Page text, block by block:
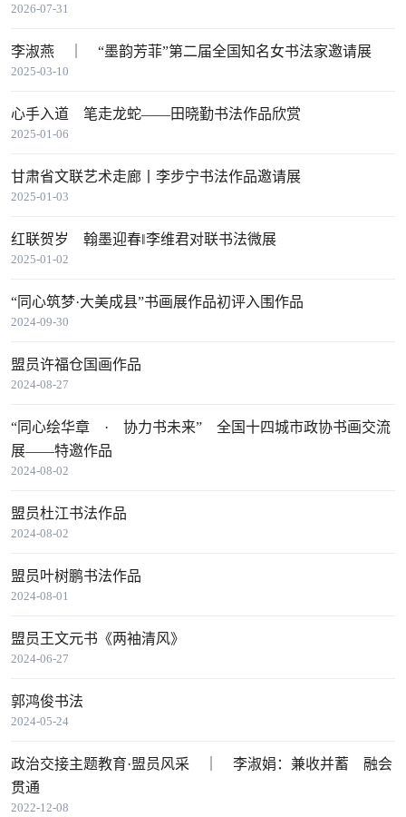
2026-07-31
2025-03-10
李淑燕 ｜ “墨韵芳菲”第二届全国知名女书法家邀请展
2025-01-06
心手入道 笔走龙蛇——田晓勤书法作品欣赏
2025-01-03
甘肃省文联艺术走廊丨李步宁书法作品邀请展
2025-01-02
红联贺岁 翰墨迎春‖李维君对联书法微展
2024-09-30
“同心筑梦·大美成县”书画展作品初评入围作品
2024-08-27
盟员许福仓国画作品
2024-08-02
“同心绘华章 · 协力书未来” 全国十四城市政协书画交流
展——特邀作品
2024-08-02
盟员杜江书法作品
2024-08-01
盟员叶树鹏书法作品
2024-06-27
盟员王文元书《两袖清风》
2024-05-24
郭鸿俊书法
2022-12-08
政治交接主题教育·盟员风采 ｜ 李淑娟：兼收并蓄 融会
贯通